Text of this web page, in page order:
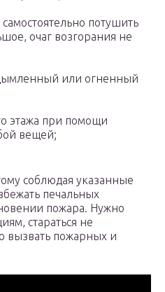
потушить
очаг возгорания не
или огненный
этажа при помощи
вещей;
соблюдая указанные
печальных
пожара. Нужно
стараться не
вызвать пожарных и